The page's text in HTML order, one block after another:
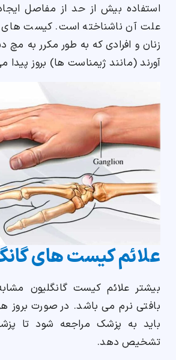
استفاده بیش از حد از مفاصل
علت آن ناشناخته است. کیست های
زنان و افرادی که به طور مکرر به
آورند (مانند ژیمناست ها) بروز پیدا
علائم کیست های
بیشتر علائم کیست گانگلیون
بافتی نرم می باشد. در صورت بروز هر
باید به پزشک مراجعه شود تا
تشخیص دهد.